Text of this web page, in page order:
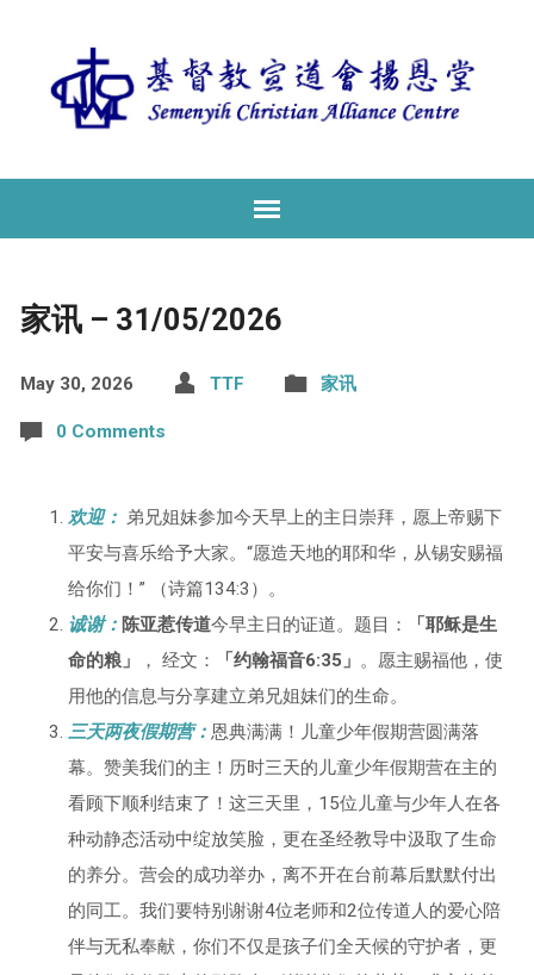
家讯 – 31/05/2026
May 30, 2026 TTF 家讯
0 Comments
欢迎： 弟兄姐妹参加今天早上的主日崇拜，愿上帝赐下
平安与喜乐给予大家。“愿造天地的耶和华，从锡安赐福
给你们！” （诗篇134:3）。
诚谢： 陈亚惹传道今早主日的证道。题目：
「耶稣是生
命的粮」
， 经文： 「约翰福音6:35」 。愿主赐福他，使
用他的信息与分享建立弟兄姐妹们的生命。
三天两夜假期营： 恩典满满！儿童少年假期营圆满落
幕。赞美我们的主！历时三天的儿童少年假期营在主的
看顾下顺利结束了！这三天里，15位儿童与少年人在各
种动静态活动中绽放笑脸，更在圣经教导中汲取了生命
的养分。营会的成功举办，离不开在台前幕后默默付出
的同工。我们要特别谢谢4位老师和2位传道人的爱心陪
伴与无私奉献，你们不仅是孩子们全天候的守护者，更